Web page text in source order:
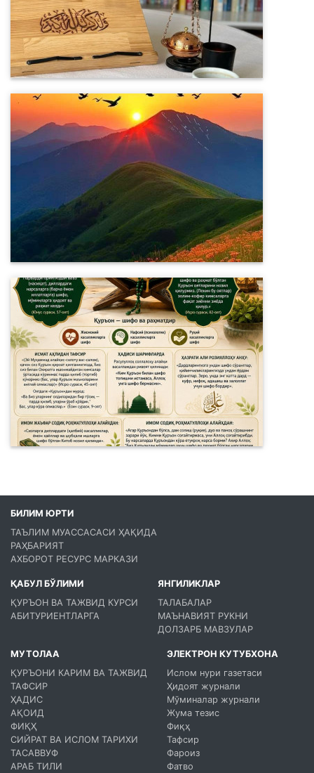
БИЛИМ ЮРТИ
ТАЪЛИМ МУАССАСАСИ ҲАҚИДА
РАҲБАРИЯТ
АХБОРОТ РЕСУРС МАРКАЗИ
ҚАБУЛ БЎЛИМИ
ҚУРЪОН ВА ТАЖВИД КУРСИ
АБИТУРИЕНТЛАРГА
ЯНГИЛИКЛАР
ТАЛАБАЛАР
МАЪНАВИЯТ РУКНИ
ДОЛЗАРБ МАВЗУЛАР
МУТОЛАА
ҚУРЪОНИ КАРИМ ВА ТАЖВИД
ТАФСИР
ҲАДИС
АҚОИД
ФИҚҲ
СИЙРАТ ВА ИСЛОМ ТАРИХИ
ТАСАВВУФ
АРАБ ТИЛИ
ЭЛЕКТРОН КУТУБХОНА
Ислом нури газетаси
Ҳидоят журнали
Мўминалар журнали
Жума тезис
Фиқҳ
Тафсир
Фароиз
Фатво